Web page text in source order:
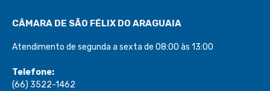
CÂMARA DE SÃO FÉLIX DO ARAGUAIA
Atendimento de segunda a sexta de 08:00 às 13:00
Telefone:
(66) 3522-1462